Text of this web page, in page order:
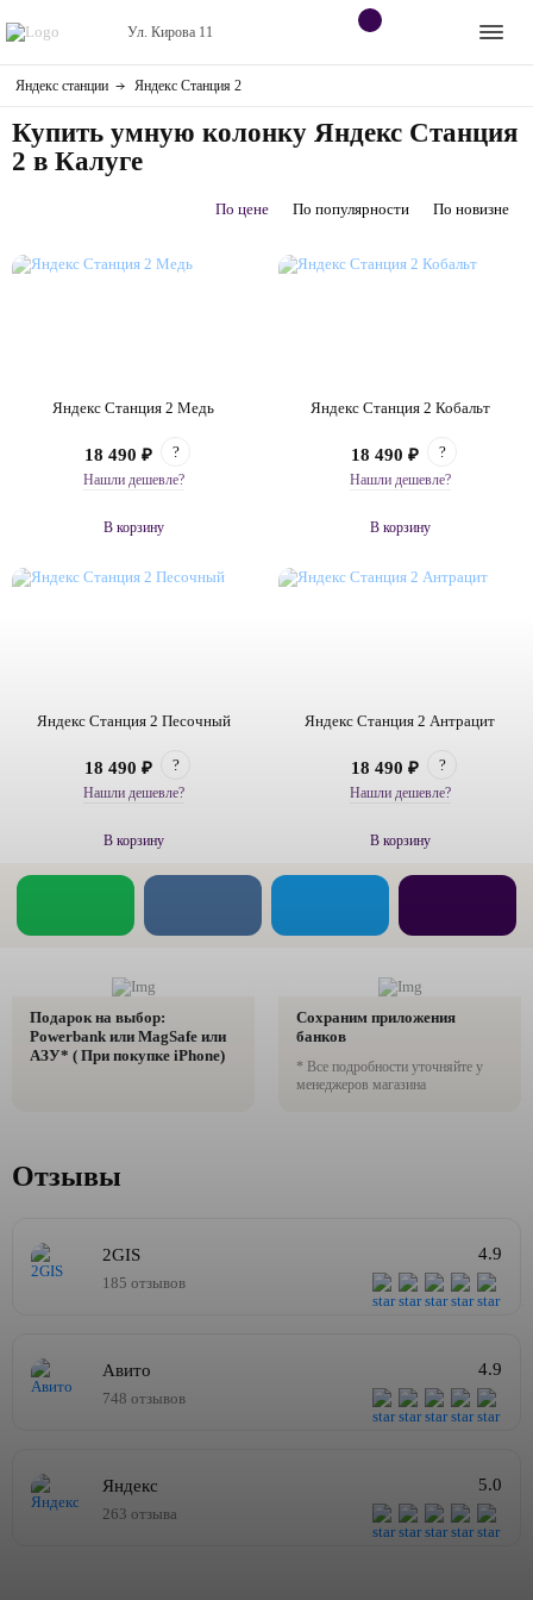
Ул. Кирова 11
Контакты
Оплата
Apple
Dyson
Приставки
+7 (906) 630-10-91
Яндекс станции Яндекс Станция 2
Купить умную колонку Яндекс Станция
2 в Калуге
По цене По популярности По новизне
Яндекс Станция 2 Медь
18 490 ₽ ?
Нашли дешевле?
В корзину
Яндекс Станция 2 Кобальт
18 490 ₽ ?
Нашли дешевле?
В корзину
Яндекс Станция 2 Песочный
18 490 ₽ ?
Нашли дешевле?
В корзину
Яндекс Станция 2 Антрацит
18 490 ₽ ?
Нашли дешевле?
В корзину
Подарок на выбор:
Powerbank или MagSafe или
AЗУ* ( При покупке iPhone)
Сохраним приложения
банков
* Все подробности уточняйте у
менеджеров магазина
Отзывы
2GIS
185 отзывов
4.9
Авито
748 отзывов
4.9
Яндекс
263 отзыва
5.0